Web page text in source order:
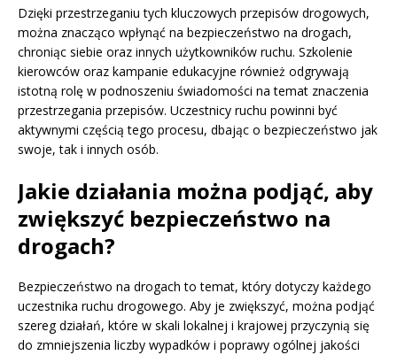
Dzięki przestrzeganiu tych kluczowych przepisów drogowych,
można znacząco wpłynąć na bezpieczeństwo na drogach,
chroniąc siebie oraz innych użytkowników ruchu. Szkolenie
kierowców oraz kampanie edukacyjne również odgrywają
istotną rolę w podnoszeniu świadomości na temat znaczenia
przestrzegania przepisów. Uczestnicy ruchu powinni być
aktywnymi częścią tego procesu, dbając o bezpieczeństwo jak
swoje, tak i innych osób.
Jakie działania można podjąć, aby
zwiększyć bezpieczeństwo na
drogach?
Bezpieczeństwo na drogach to temat, który dotyczy każdego
uczestnika ruchu drogowego. Aby je zwiększyć, można podjąć
szereg działań, które w skali lokalnej i krajowej przyczynią się
do zmniejszenia liczby wypadków i poprawy ogólnej jakości